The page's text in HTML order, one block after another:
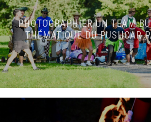
PHOTOGRAPHIER UN TEAM
THÉMATIQUE DU PUSHCAR